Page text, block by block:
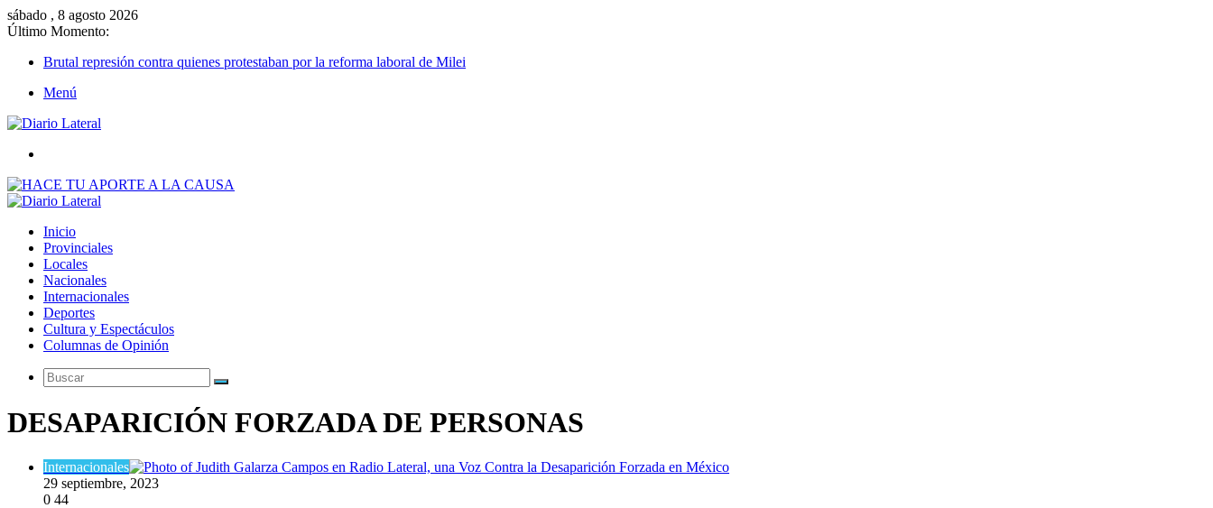
sábado , 8 agosto 2026
Último Momento:
Brutal represión contra quienes protestaban por la reforma laboral de Milei
Menú
Inicio
Provinciales
Locales
Nacionales
Internacionales
Deportes
Cultura y Espectáculos
Columnas de Opinión
Buscar
DESAPARICIÓN FORZADA DE PERSONAS
Internacionales
29 septiembre, 2023
0 44